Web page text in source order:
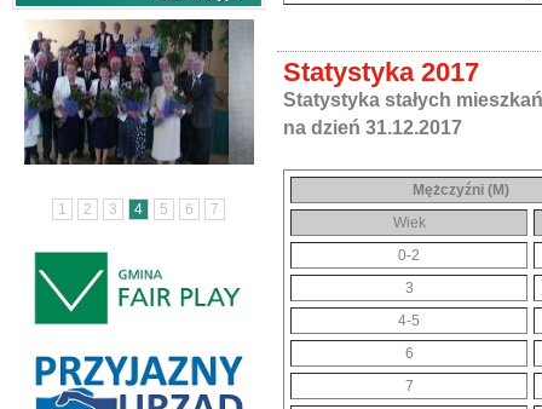
1 2 3 4 5 6 7
Statystyka 2017
Statystyka stałych
na dzień 31.12.2017
Mężczyźni (M)
Wiek
0-2
3
4-5
6
7